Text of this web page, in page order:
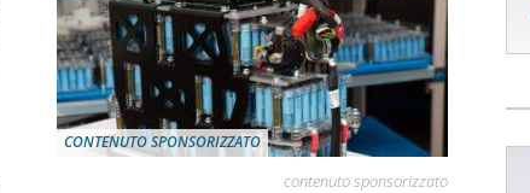
CONTENUTO SPONSORIZZATO
contenuto sponsorizzato